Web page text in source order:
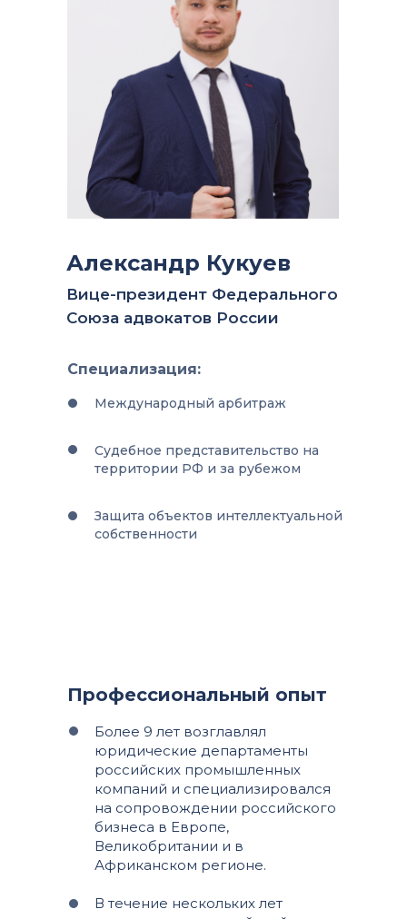
Профессиональный опыт
Более 9 лет возглавлял
юридические департаменты
российских промышленных
компаний и специализировался
на сопровождении российского
бизнеса в Европе,
Великобритании и в
Африканском регионе.
В течение нескольких лет
Александр Кукуев
Вице-президент Федерального
Союза адвокатов России
Специализация:
Международный арбитраж
Судебное представительство на
территории РФ и за рубежом
Защита объектов интеллектуальной
собственности